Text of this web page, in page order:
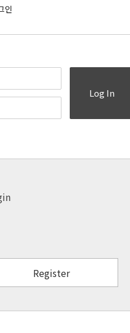
인
Log In
Register